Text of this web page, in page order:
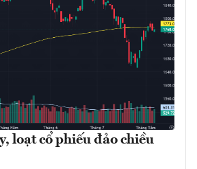
loạt cổ phiếu đảo chiều